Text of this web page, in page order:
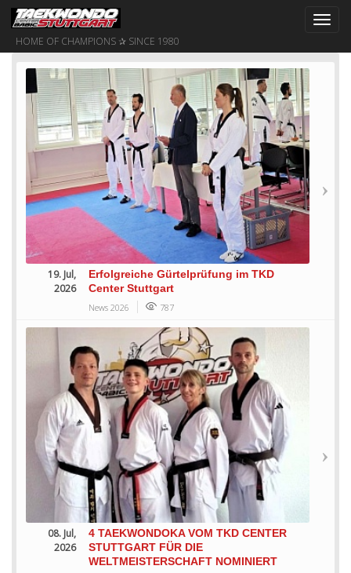
HOME OF CHAMPIONS ✰ SINCE 1980
19. Jul,
2026
Erfolgreiche Gürtelprüfung im TKD
Center Stuttgart
News 2026 787
08. Jul,
2026
4 TAEKWONDOKA VOM TKD CENTER
STUTTGART FÜR DIE
WELTMEISTERSCHAFT NOMINIERT